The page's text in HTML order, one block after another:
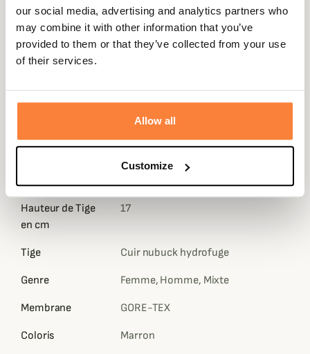
our social media, advertising and analytics partners who
may combine it with other information that you’ve
provided to them or that they’ve collected from your use
of their services.
Allow all
Customize
homogène sans pression parasite. Pour desserrer le
système il vous suffit de tirer la molette pour relâcher la
pression des lacets en acier et retirer avec facilité votre
pied. Le système BOA est garanti pendant toute la durée
Fiche technique
1520
Hauteur de Tige
en cm
17
Tige Cuir nubuck hydrofuge
Genre Femme, Homme, Mixte
Membrane GORE-TEX
Coloris Marron